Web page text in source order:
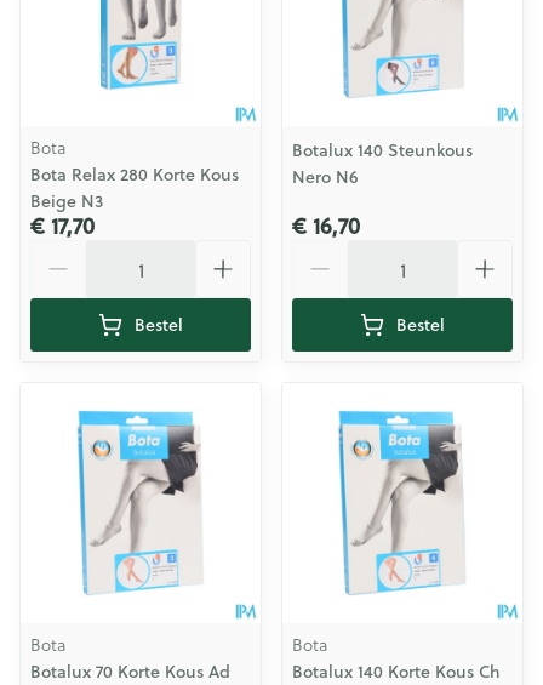
Bota
Bota Relax 280 Korte Kous
Beige N3
€ 17,70
Bestel
Botalux 140 Steunkous
Nero N6
€ 16,70
Bestel
Bota
Botalux 70 Korte Kous Ad
Bota
Botalux 140 Korte Kous Ch